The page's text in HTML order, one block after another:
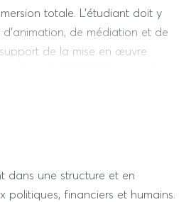
totale. L'étudiant doit y
de médiation et de
de la mise en œuvre
sa capacité à intégrer
sa propre pratique à travers un
les concepts vus en cours
dans une structure et en
politiques, financiers et humains.